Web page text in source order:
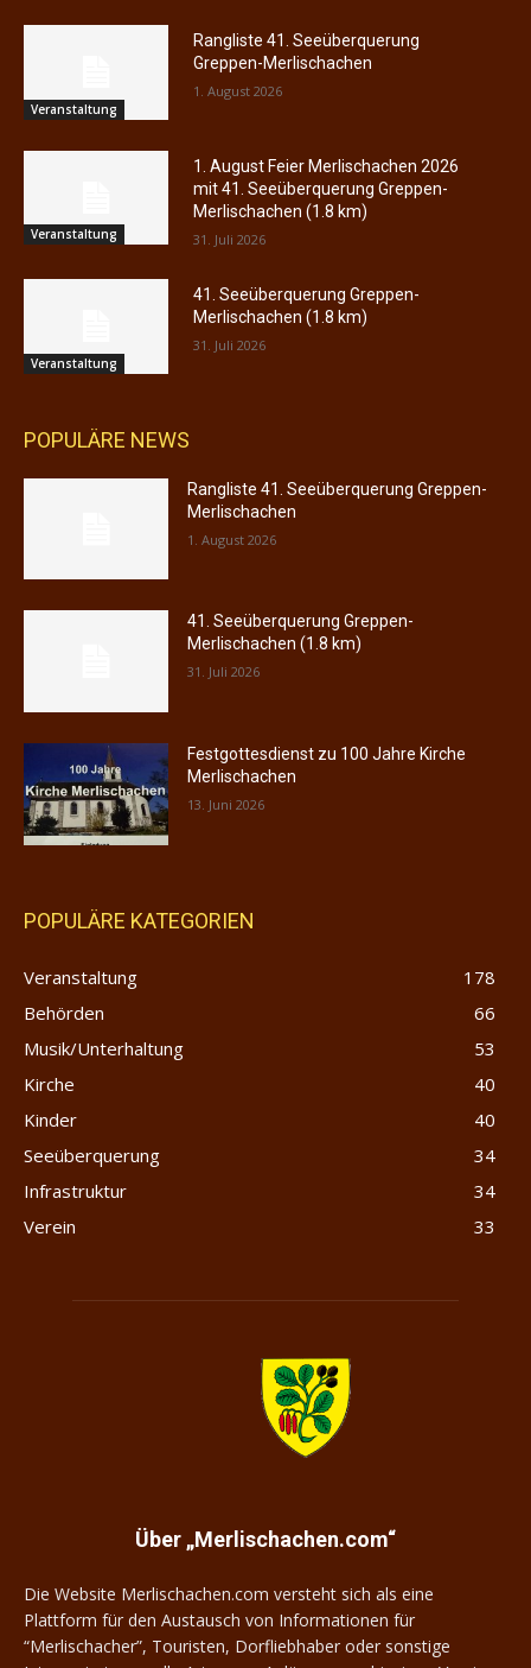
Veranstaltung
Rangliste 41. Seeüberquerung
Greppen-Merlischachen
1. August 2026
Veranstaltung
1. August Feier Merlischachen 2026
mit 41. Seeüberquerung Greppen-
Merlischachen (1.8 km)
31. Juli 2026
Veranstaltung
41. Seeüberquerung Greppen-
Merlischachen (1.8 km)
31. Juli 2026
POPULÄRE NEWS
Rangliste 41. Seeüberquerung Greppen-
Merlischachen
1. August 2026
41. Seeüberquerung Greppen-
Merlischachen (1.8 km)
31. Juli 2026
Festgottesdienst zu 100 Jahre Kirche
Merlischachen
13. Juni 2026
POPULÄRE KATEGORIEN
Veranstaltung
178
Behörden
66
Musik/Unterhaltung
53
Kirche
40
Kinder
40
Seeüberquerung
34
Infrastruktur
34
Verein
33
Über „Merlischachen.com“
Die Website Merlischachen.com versteht sich als eine
Plattform für den Austausch von Informationen für
“Merlischacher”, Touristen, Dorfliebhaber oder sonstige